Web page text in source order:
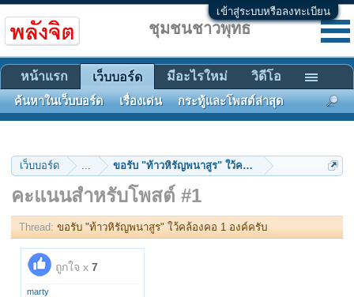
เข้าสู่ระบบหรือลงทะเบียน
เว็บบอร์ด ... ขอรับ "ท้าวหิรัญพนาสูร" ใว้คล้องคอ 1 องค์ครับ
คะแนนสำหรับโพสต์ #1
Thread: ขอรับ "ท้าวหิรัญพนาสูร" ใว้คล้องคอ 1 องค์ครับ
ถูกใจ x 7
marty
ชุมชนชาวพุทธ
หน้าแรก เว็บบอร์ด
ค้นหาในเว็บบอร์ด เรื่องเด่น กระทู้และโพสต์ล่าสุด
มีอะไรใหม่ วิดีโอ